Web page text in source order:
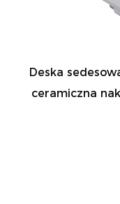
Deska
ceramiczna